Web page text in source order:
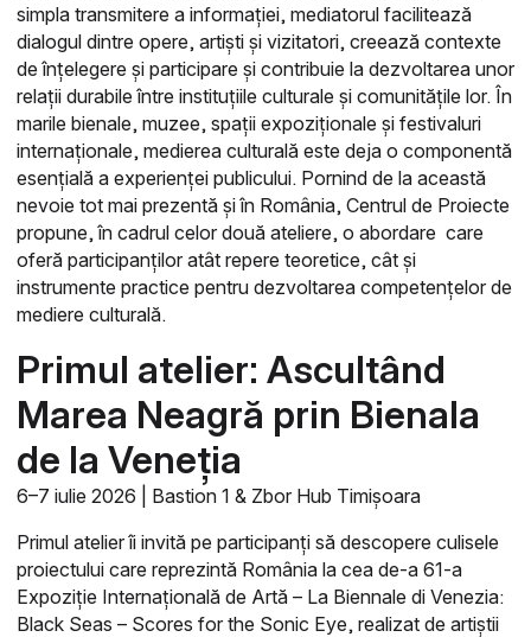
simpla transmitere a informației, mediatorul facilitează
dialogul dintre opere, artiști și vizitatori, creează contexte
de înțelegere și participare și contribuie la dezvoltarea unor
relații durabile între instituțiile culturale și comunitățile lor. În
marile bienale, muzee, spații expoziționale și festivaluri
internaționale, medierea culturală este deja o componentă
esențială a experienței publicului. Pornind de la această
nevoie tot mai prezentă și în România, Centrul de Proiecte
propune, în cadrul celor două ateliere, o abordare care
oferă participanților atât repere teoretice, cât și
instrumente practice pentru dezvoltarea competențelor de
mediere culturală.
Primul atelier: Ascultând
Marea Neagră prin Bienala
de la Veneția
6–7 iulie 2026 | Bastion 1 & Zbor Hub Timișoara
Primul atelier îi invită pe participanți să descopere culisele
proiectului care reprezintă România la cea de-a 61-a
Expoziție Internațională de Artă – La Biennale di Venezia:
Black Seas – Scores for the Sonic Eye, realizat de artiștii